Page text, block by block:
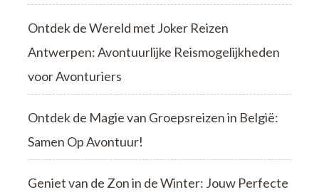
Ontdek de Wereld met Joker Reizen
Antwerpen: Avontuurlijke Reismogelijkheden
voor Avonturiers
Ontdek de Magie van Groepsreizen in België:
Samen Op Avontuur!
Geniet van de Zon in de Winter: Jouw Perfecte